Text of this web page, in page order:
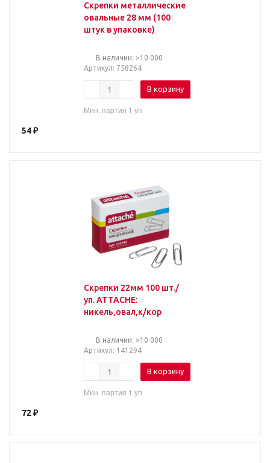
Скрепки металлические
овальные 28 мм (100
штук в упаковке)
В наличии: >10 000
Артикул: 758264
В корзину
Мин. партия 1 уп
54₽
Скрепки 22мм 100 шт./
уп. ATTACHE:
никель,овал,к/кор
В наличии: >10 000
Артикул: 141294
В корзину
Мин. партия 1 уп
72₽